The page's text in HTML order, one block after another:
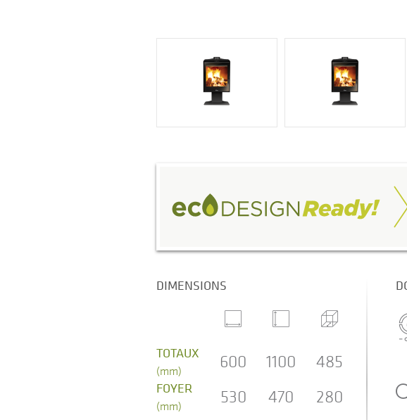
DIMENSIONS
TOTAUX
(mm) 600 1100 485
FOYER
(mm) 530 470 280